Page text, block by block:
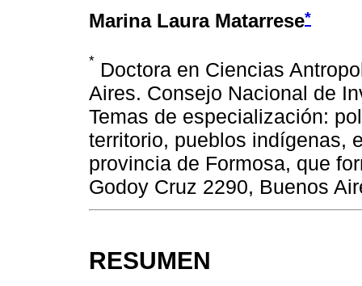
Marina Laura Matarrese*
* Doctora en Ciencias
Aires. Consejo Nacional de
Temas de especialización:
territorio, pueblos indígenas,
provincia de Formosa, que
Godoy Cruz 2290, Buenos
RESUMEN